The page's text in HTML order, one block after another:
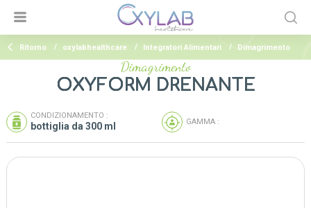
Ritorno oxylabhealthcare Integratori Alimentari Dimagrimento
Dimagrimento
OXYFORM DRENANTE
CONDIZIONAMENTO :
bottiglia da 300 ml GAMMA :